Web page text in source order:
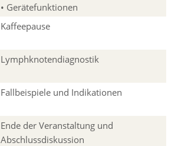
• Gerätefunktionen
Kaffeepause
Lymphknotendiagnostik
Fallbeispiele und Indikationen
Ende der Veranstaltung und
Abschlussdiskussion